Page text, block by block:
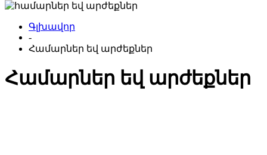
Գլխավոր
-
Համարներ եվ արժեքներ
Համարներ եվ արժեքներ